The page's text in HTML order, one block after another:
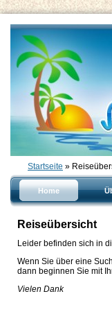
Startseite »
Home
Reiseübersicht
Leider befinden sich in
Wenn Sie über eine
dann beginnen Sie mit
Vielen Dank